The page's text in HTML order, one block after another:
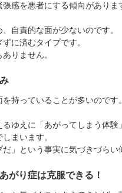
感を悪者にする傾向がありま
自責的な面が少ないのです。
に済むタイプです。
りません。
持っていることが多いのです。
ゆえに「あがってしまう体
まいます。
」という事実に気づきづらい
がり症は克服できる！